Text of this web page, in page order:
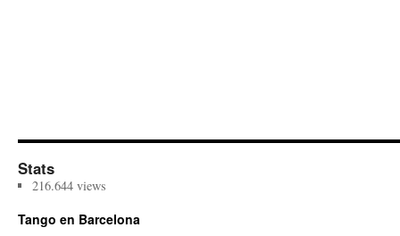
Stats
216.644 views
Tango en Barcelona